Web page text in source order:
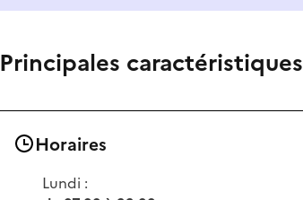
Principales caractéristiques
Horaires
Lundi :